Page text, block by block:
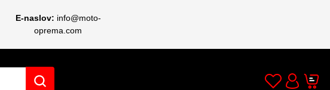
E-naslov: info@moto-
oprema.com
Wishlist
Cart